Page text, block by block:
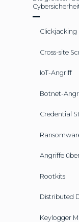
Clickjacking
Cross-site
IoT-Angriff
Botnet-
Credential
Angriffe
Rootkits
Distributed
Keylogger